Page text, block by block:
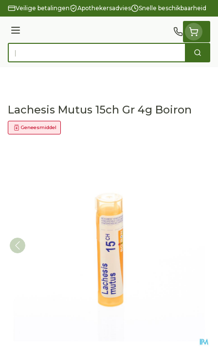
Ga naar de inhoud
Veilige betalingen Apothekersadvies Snelle beschikbaarheid
Menu
Product, merk, categorie... Zoek
Lachesis Mutus 15ch Gr 4g Boiron
Geneesmiddel